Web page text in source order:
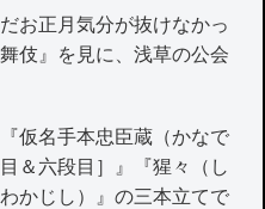
お正月気分が抜けなかっ
伎』を見に、浅草の公会
仮名手本忠臣蔵（かなで
＆六段目］』『猩々（し
かじし）』の三本立てで